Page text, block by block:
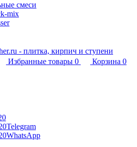
смеси
mix
Избранные товары 0 Корзина 0
Telegram
WhatsApp